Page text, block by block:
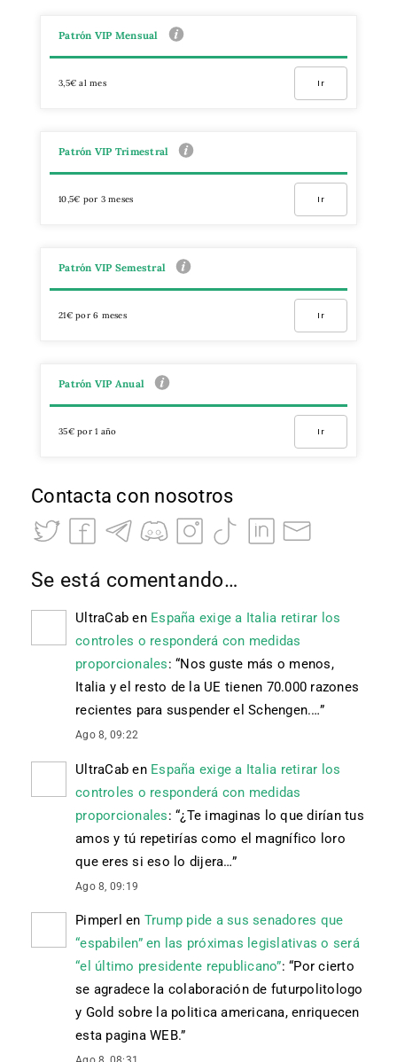
Patrón VIP Mensual
3,5€ al mes Ir
Patrón VIP Trimestral
10,5€ por 3 meses Ir
Patrón VIP Semestral
21€ por 6 meses Ir
Patrón VIP Anual
35€ por 1 año Ir
Contacta con nosotros
Se está comentando…
UltraCab en España exige a Italia retirar los
controles o responderá con medidas
proporcionales: “Nos guste más o menos,
Italia y el resto de la UE tienen 70.000 razones
recientes para suspender el Schengen.…”
Ago 8, 09:22
UltraCab en España exige a Italia retirar los
controles o responderá con medidas
proporcionales: “¿Te imaginas lo que dirían tus
amos y tú repetirías como el magnífico loro
que eres si eso lo dijera…”
Ago 8, 09:19
Pimperl en Trump pide a sus senadores que
“espabilen” en las próximas legislativas o será
“el último presidente republicano”: “Por cierto
se agradece la colaboración de futurpolitologo
y Gold sobre la politica americana, enriquecen
esta pagina WEB.”